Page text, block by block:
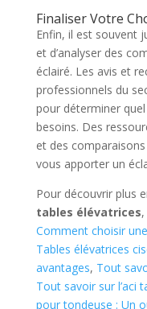
Finaliser Votre
Enfin, il est souvent
et d’analyser des
éclairé. Les avis et
professionnels du
pour déterminer
besoins. Des
et des
vous apporter un
Pour découvrir plus
tables élévatrices
Comment choisir
Tables élévatrices
avantages, Tout
Tout savoir sur l’aci
pour tondeuse : Un